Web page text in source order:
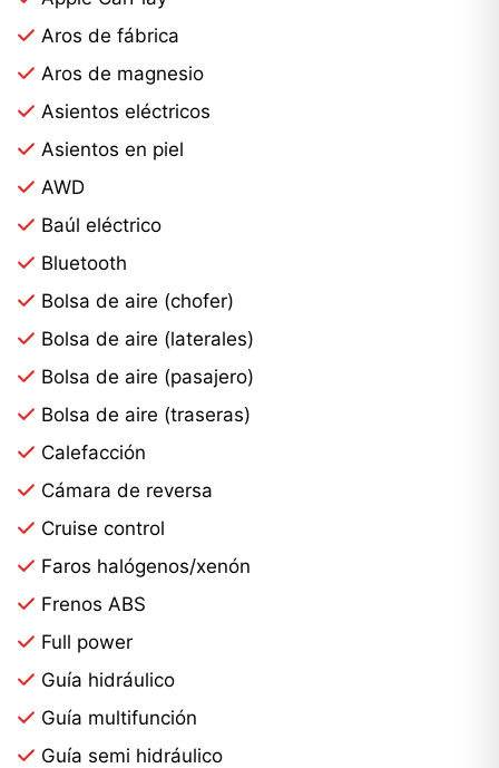
Aros de fábrica
Aros de magnesio
Asientos eléctricos
Asientos en piel
AWD
Baúl eléctrico
Bluetooth
Bolsa de aire (chofer)
Bolsa de aire (laterales)
Bolsa de aire (pasajero)
Bolsa de aire (traseras)
Calefacción
Cámara de reversa
Cruise control
Faros halógenos/xenón
Frenos ABS
Full power
Guía hidráulico
Guía multifunción
Guía semi hidráulico